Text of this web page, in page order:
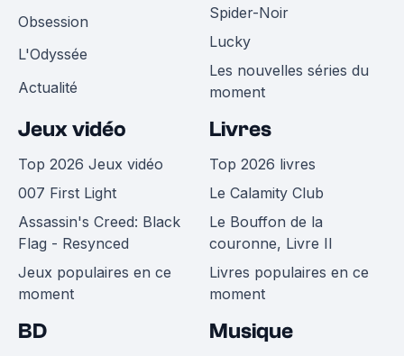
Obsession
L'Odyssée
Actualité
Spider-Noir
Lucky
Les nouvelles séries du
moment
Jeux vidéo
Top 2026 Jeux vidéo
007 First Light
Assassin's Creed: Black
Flag - Resynced
Jeux populaires en ce
moment
Livres
Top 2026 livres
Le Calamity Club
Le Bouffon de la
couronne, Livre II
Livres populaires en ce
moment
BD Musique